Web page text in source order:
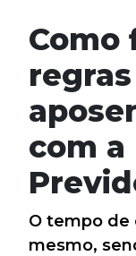
Como
com a
O tempo de
mesmo,